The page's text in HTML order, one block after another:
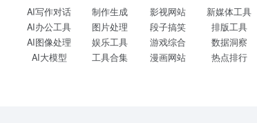
AI写作对话
AI办公工具
AI图像处理
AI大模型
制作生成
图片处理
娱乐工具
工具合集
影视网站
段子搞笑
游戏综合
漫画网站
新媒体工具
排版工具
数据洞察
热点排行